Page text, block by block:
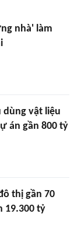
nhà' làm
dùng vật liệu
án gần 800 tỷ
thị gần 70
19.300 tỷ